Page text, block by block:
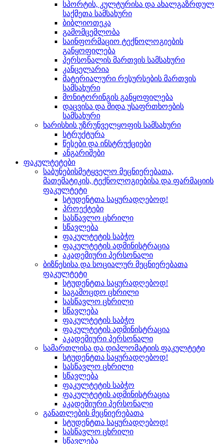
სპორტის, კულტურისა და ახალგაზრდულ
საქმეთა სამსახური
ბიბლიოთეკა
გამომცემლობა
საინფორმაციო ტექნოლოგიების
განყოფილება
პერსონალის მართვის სამსახური
კანცელარია
მატერიალური რესურსების მართვის
სამსახური
მონიტორინგის განყოფილება
დაცვისა და შიდა უსაფრთხოების
სამსახური
ხარისხის უზრუნველყოფის სამსახური
სტრუქტურა
წესები და ინსტრუქციები
ანგარიშები
ფაკულტეტები
საბუნებისმეტყველო მეცნიერებათა,
მათემატიკის, ტექნოლოგიებისა და ფარმაციის
ფაკულტეტი
სტუდენტთა საყურადღებოდ!
პროექტები
სასწავლო ცხრილი
სწავლება
ფაკულტეტის საბჭო
ფაკულტეტის ადმინისტრაცია
აკადემიური პერსონალი
ბიზნესისა და სოციალურ მეცნიერებათა
ფაკულტეტი
სტუდენტთა საყურადღებოდ!
საგამოცდო ცხრილი
სასწავლო ცხრილი
სწავლება
ფაკულტეტის საბჭო
ფაკულტეტის ადმინისტრაცია
აკადემიური პერსონალი
სამართლისა და დიპლომატიის ფაკულტეტი
სტუდენტთა საყურადღებოდ!
სასწავლო ცხრილი
სწავლება
ფაკულტეტის საბჭო
ფაკულტეტის ადმინისტრაცია
აკადემიური პერსონალი
განათლების მეცნიერებათა
სტუდენტთა საყურადღებოდ!
სასწავლო ცხრილი
სწავლება